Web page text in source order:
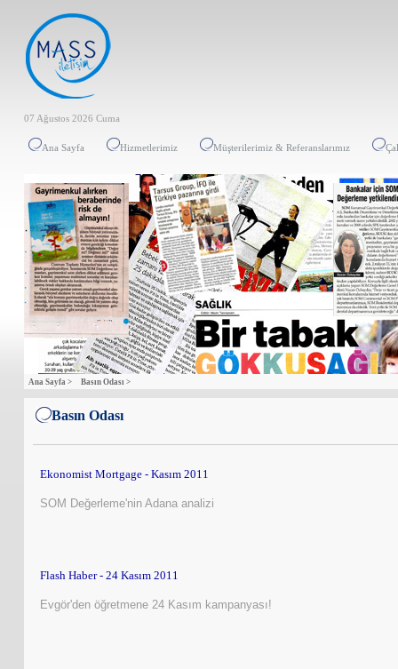
07 Ağustos 2026 Cuma
Ana Sayfa Hizmetlerimiz Müşterilerimiz & Referanslarımız
Ana Sayfa > Basın Odası >
Basın Odası
Ekonomist Mortgage - Kasım 2011
SOM Değerleme'nin Adana analizi
Flash Haber - 24 Kasım 2011
Evgör'den öğretmene 24 Kasım kampanyası!